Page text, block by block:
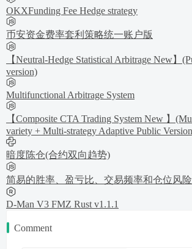
OKXFunding Fee Hedge strategy
币安资金费率套利策略统一账户版
【Neutral-Hedge Statistical Arbitrage New】
version)
Multifunctional Arbitrage System
【Composite CTA Trading System New 】
variety + Multi-strategy Adaptive Public
暗度陈仓(合约双向趋势)
简易的胜率、盈亏比、交易频率和仓位风
D-Man V3 FMZ Rust v1.1.1
Comment